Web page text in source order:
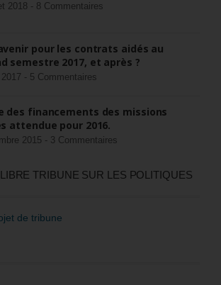
2018 - 8 Commentaires
pour les contrats aidés au
semestre 2017, et après ?
- 5 Commentaires
des financements des missions
attendue pour 2016.
2015 - 3 Commentaires
TRIBUNE SUR LES POLITIQUES
de tribune